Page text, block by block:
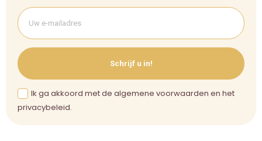
Schrijf u in!
Ik ga akkoord met de algemene voorwaarden en het
privacybeleid.